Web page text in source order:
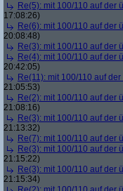
Re(5): mit 100/110 auf der
17:08:26)
Re(6): mit 100/110 auf der
20:08:48)
Re(3): mit 100/110 auf der
Re(4): mit 100/110 auf der
20:42:05)
Re(11): mit 100/110 auf
21:05:53)
Re(2): mit 100/110 auf der
21:08:16)
Re(3): mit 100/110 auf der
21:13:32)
Re(7): mit 100/110 auf der
Re(3): mit 100/110 auf der
21:15:22)
Re(3): mit 100/110 auf der
21:15:34)